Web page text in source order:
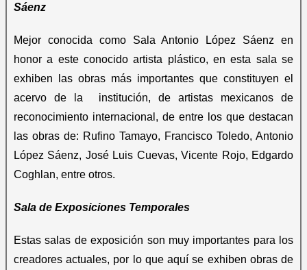
Sáenz
Mejor conocida como Sala Antonio López Sáenz en
honor a este conocido artista plástico, en esta sala se
exhiben las obras más importantes que constituyen el
acervo de la institución, de artistas mexicanos de
reconocimiento internacional, de entre los que destacan
las obras de: Rufino Tamayo, Francisco Toledo, Antonio
López Sáenz, José Luis Cuevas, Vicente Rojo, Edgardo
Coghlan, entre otros.
Sala de Exposiciones Temporales
Estas salas de exposición son muy importantes para los
creadores actuales, por lo que aquí se exhiben obras de